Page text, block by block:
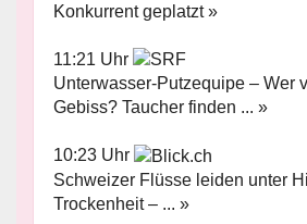
Konkurrent geplatzt »
11:21 Uhr
Unterwasser-Putzequipe – Wer
Gebiss? Taucher finden ... »
10:23 Uhr
Schweizer Flüsse leiden unter
Trockenheit – ... »